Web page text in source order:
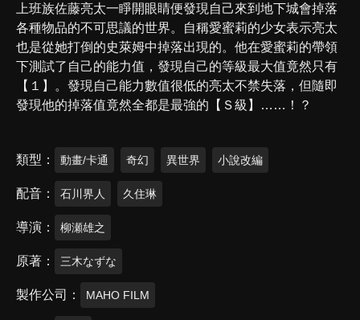
上班族佐藤亮太一睜開眼睛便發現自己來到地下城會掉落
各種物品的不可思議的世界。自稱愛蜜莉的少女表示亮太
也是從她打倒的史萊姆中掉落出現的。他在愛蜜莉的帶領
下測試了自己的能力值，發現自己的等級最大值竟然只有
【１】。發現自己能力數值很低的亮太不禁失落，但隨即
發現他的掉落值竟然全都是最強的【Ｓ級】……！？
類型 動畫/卡通 奇幻 異世界 小說改編
配音 石川界人 久住琳
導演 柳瀬雄之
原著 三木なずな
製作公司 MAHO FILM